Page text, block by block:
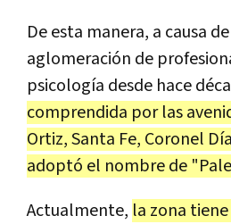
De esta manera, a causa
aglomeración de
psicología desde hace
comprendida por las
Ortiz, Santa Fe, Coronel
adoptó el nombre de
Actualmente, la zona tiene